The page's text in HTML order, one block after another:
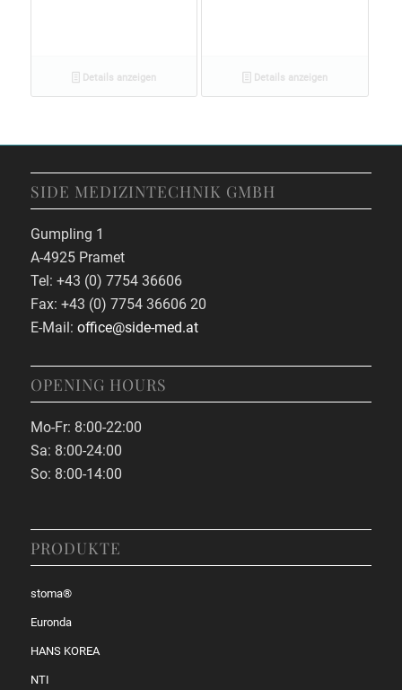
Details anzeigen Details anzeigen
SIDE MEDIZINTECHNIK GMBH
Gumpling 1
A-4925 Pramet
Tel: +43 (0) 7754 36606
Fax: +43 (0) 7754 36606 20
E-Mail: office@side-med.at
OPENING HOURS
Mo-Fr: 8:00-22:00
Sa: 8:00-24:00
So: 8:00-14:00
PRODUKTE
stoma®
Euronda
HANS KOREA
NTI